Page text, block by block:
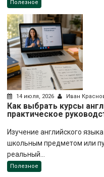
Полезное
14 июля, 2026 Иван
Как выбрать курсы
практическое
Изучение английского
школьным предметом или
реальный...
Полезное